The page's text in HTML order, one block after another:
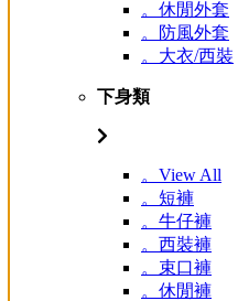
。休閒外套
。防風外套
。大衣/西裝
下身類
。View All
。短褲
。牛仔褲
。西裝褲
。束口褲
。休閒褲